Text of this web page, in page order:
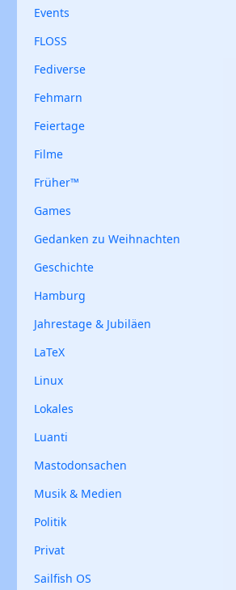
Events
FLOSS
Fediverse
Fehmarn
Feiertage
Filme
Früher™
Games
Gedanken zu Weihnachten
Geschichte
Hamburg
Jahrestage & Jubiläen
LaTeX
Linux
Lokales
Luanti
Mastodonsachen
Musik & Medien
Politik
Privat
Sailfish OS